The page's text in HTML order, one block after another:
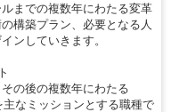
までの複数年にわたる変革
構築プラン、必要となる人
ンしていきます。
の後の複数年にわたる
なミッションとする職種で